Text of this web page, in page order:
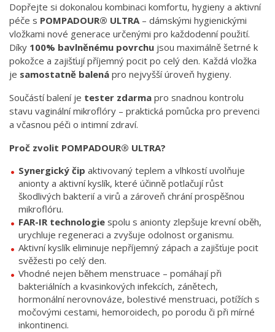
Dopřejte si dokonalou kombinaci komfortu, hygieny a aktivní
péče s POMPADOUR® ULTRA– dámskými hygienickými
vložkami nové generace určenými pro každodenní použití.
Díky 100% bavlněnému povrchu jsou maximálně šetrné k
pokožce a zajišťují příjemný pocit po celý den. Každá vložka
je samostatně balená pro nejvyšší úroveň hygieny.
Součástí balení je tester zdarma pro snadnou kontrolu
stavu vaginální mikroflóry – praktická pomůcka pro prevenci
a včasnou péči o intimní zdraví.
Proč zvolit POMPADOUR® ULTRA?
Synergický čip aktivovaný teplem a vlhkostí uvolňuje
anionty a aktivní kyslík, které účinně potlačují růst
škodlivých bakterií a virů a zároveň chrání prospěšnou
mikroflóru.
FAR-IR technologie spolu s anionty zlepšuje krevní oběh,
urychluje regeneraci a zvyšuje odolnost organismu.
Aktivní kyslík eliminuje nepříjemný zápach a zajišťuje pocit
svěžesti po celý den.
Vhodné nejen během menstruace – pomáhají při
bakteriálních a kvasinkových infekcích, zánětech,
hormonální nerovnováze, bolestivé menstruaci, potížích s
močovými cestami, hemoroidech, po porodu či při mírné
inkontinenci.